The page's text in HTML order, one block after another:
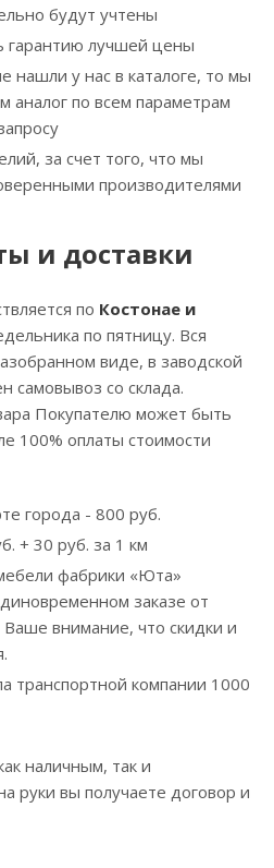
будут учтены
гарантию лучшей цены
нашли у нас в каталоге, то мы
аналог по всем параметрам
за счет того, что мы
производителями
и доставки
по Костонае и
по пятницу. Вся
виде, в заводской
самовывоз со склада.
Покупателю может быть
100% оплаты стоимости
города - 800 руб.
+ 30 руб. за 1 км
фабрики «Юта»
заказе от
внимание, что скидки и
транспортной компании 1000
наличным, так и
руки вы получаете договор и